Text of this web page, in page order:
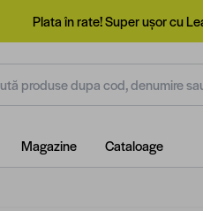
Plata în rate! Super ușor cu
Magazine Cataloage